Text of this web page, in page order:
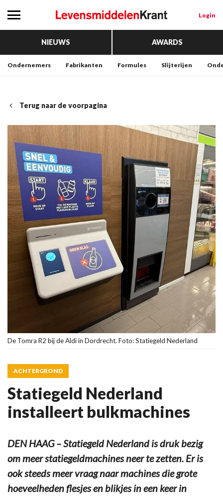
Login
NIEUWS AWARDS
Ondernemers Fabrikanten Formules Slijterijen
Terug naar de voorpagina
De Tomra R2 bij de Aldi in Dordrecht. Foto: Statiegeld Nederland
ACHTERGROND
Statiegeld Nederland
installeert bulkmachines
DEN HAAG – Statiegeld Nederland is druk bezig
om meer statiegeldmachines neer te zetten. Er is
ook steeds meer vraag naar machines die grote
hoeveelheden flesjes en blikjes in een keer in